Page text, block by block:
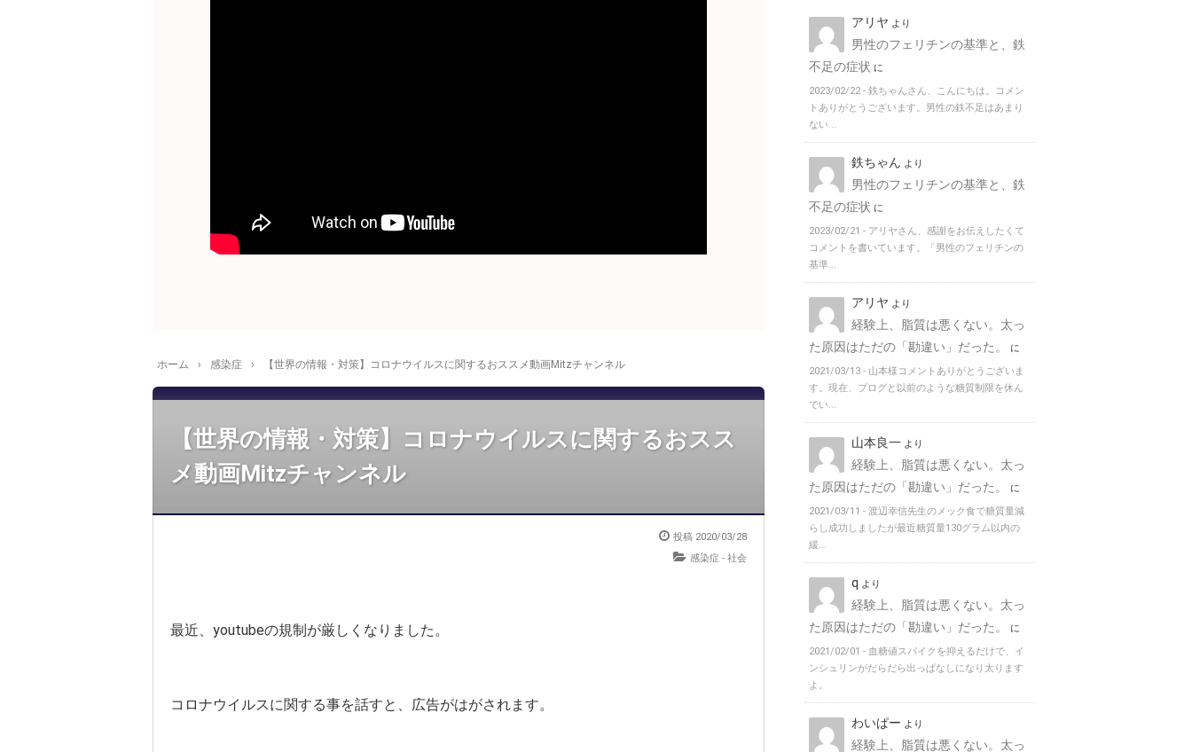
ホーム › 感染症 › 【世界の情報・対策】コロナウイルスに関するおススメ動画Mitzチャンネル
【世界の情報・対策】コロナウイルスに関するおスス
メ動画Mitzチャンネル
投稿 2020/03/28
感染症 - 社会
最近、youtubeの規制が厳しくなりました。
コロナウイルスに関する事を話すと、広告がはがされます。
アリヤ より
男性のフェリチンの基準と、鉄
不足の症状 に
2023/02/22 - 鉄ちゃんさん、こんにちは。コメン
トありがとうございます。男性の鉄不足はあまり
ない...
鉄ちゃん より
男性のフェリチンの基準と、鉄
不足の症状 に
2023/02/21 - アリヤさん、感謝をお伝えしたくて
コメントを書いています。「男性のフェリチンの
基準...
アリヤ より
経験上、脂質は悪くない。太っ
た原因はただの「勘違い」だった。
に
2021/03/13 - 山本様コメントありがとうございま
す。現在、ブログと以前のような糖質制限を休ん
でい...
山本良一 より
経験上、脂質は悪くない。太っ
た原因はただの「勘違い」だった。
に
2021/03/11 - 渡辺幸信先生のメック食で糖質量減
らし成功しましたが最近糖質量130グラム以内の
緩...
q より
経験上、脂質は悪くない。太っ
た原因はただの「勘違い」だった。
に
2021/02/01 - 血糖値スパイクを抑えるだけで、イ
ンシュリンがだらだら出っぱなしになり太ります
よ。
わいぱー より
経験上、脂質は悪くない。太っ